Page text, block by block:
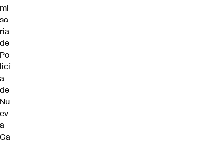
mi
sa
ria
de
Po
licí
a
de
Nu
ev
a
Ga